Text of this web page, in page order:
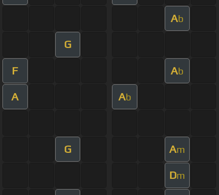
Ab
G
F Ab
A Ab
G Am
Dm